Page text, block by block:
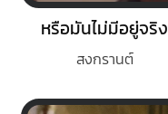
หรือมันไม่มีอยู่จริง
สงกรานต์